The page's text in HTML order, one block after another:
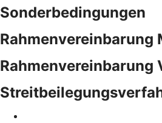
Sonderbedingungen
Rahmenvereinbarung
Rahmenvereinbarung